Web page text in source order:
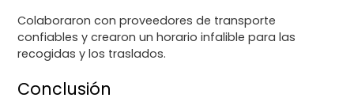
Colaboraron con proveedores de transporte
confiables y crearon un horario infalible para las
recogidas y los traslados.
Conclusión